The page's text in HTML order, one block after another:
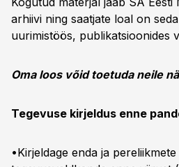
arhiivi ning saatjate loal on
uurimistöös, publikatsioonides
Oma loos võid toetuda neile
Tegevuse kirjeldus enne
•Kirjeldage enda ja